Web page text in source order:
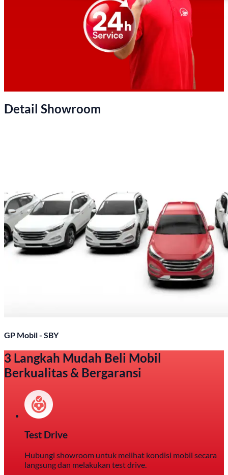
Detail Showroom
GP Mobil - SBY
3 Langkah Mudah Beli Mobil
Berkualitas & Bergaransi
Test Drive
Hubungi showroom untuk melihat kondisi mobil secara
langsung dan melakukan test drive.